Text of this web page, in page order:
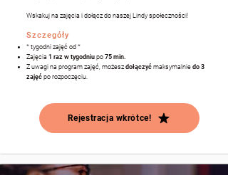
Wskakuj na zajęcia i dołącz do naszej Lindy społeczności!
Szczegóły
* tygodni zajęć od *
Zajęcia 1 raz w tygodniu po75 min.
Z uwagi na program zajęć, możeszdołączyć maksymalniedo 3
zajęćpo rozpoczęciu.
Rejestracja wkrótce!